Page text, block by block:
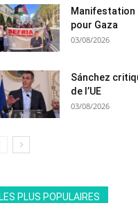
Manifestation
pour Gaza
03/08/2026
Sánchez
de l’UE
03/08/2026
LES PLUS POPULAIRES